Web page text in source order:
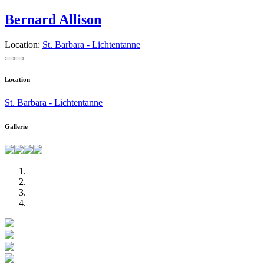
Bernard Allison
Location: St. Barbara - Lichtentanne
Location
St. Barbara - Lichtentanne
Gallerie